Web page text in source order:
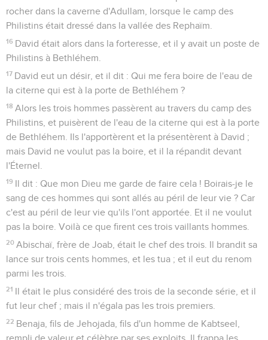
rocher dans la caverne d'Adullam, lorsque le camp des
Philistins était dressé dans la vallée des Rephaïm.
16 David était alors dans la forteresse, et il y avait un poste de
Philistins à Bethléhem.
17 David eut un désir, et il dit : Qui me fera boire de l'eau de
la citerne qui est à la porte de Bethléhem ?
18 Alors les trois hommes passèrent au travers du camp des
Philistins, et puisèrent de l'eau de la citerne qui est à la porte
de Bethléhem. Ils l'apportèrent et la présentèrent à David ;
mais David ne voulut pas la boire, et il la répandit devant
l'Éternel.
19 Il dit : Que mon Dieu me garde de faire cela ! Boirais-je le
sang de ces hommes qui sont allés au péril de leur vie ? Car
c'est au péril de leur vie qu'ils l'ont apportée. Et il ne voulut
pas la boire. Voilà ce que firent ces trois vaillants hommes.
20 Abischaï, frère de Joab, était le chef des trois. Il brandit sa
lance sur trois cents hommes, et les tua ; et il eut du renom
parmi les trois.
21 Il était le plus considéré des trois de la seconde série, et il
fut leur chef ; mais il n'égala pas les trois premiers.
22 Benaja, fils de Jehojada, fils d'un homme de Kabtseel,
rempli de valeur et célèbre par ses exploits. Il frappa les